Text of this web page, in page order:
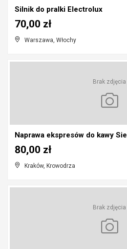
Silnik do pralki Electrolux
Warszawa, Włochy
70,00 zł
Brak zdjęcia
Kraków, Krowodrza
80,00 zł
Brak zdjęcia